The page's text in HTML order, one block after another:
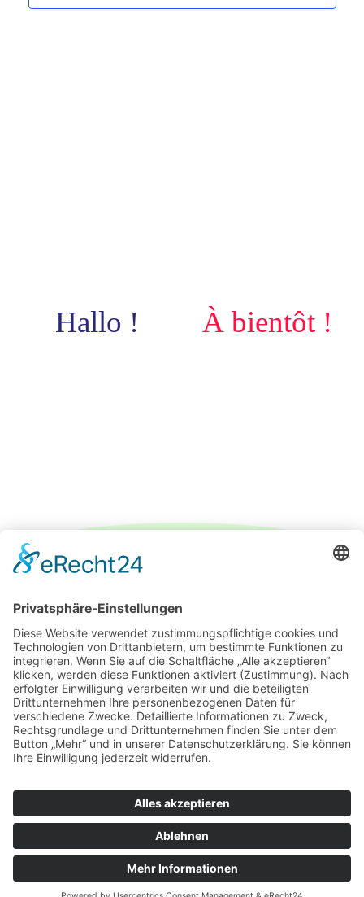
Hallo ! À bientôt !
IMPRESSUM DATENSCHUTZERKLÄRUNG
PARTNER ÜBER UNS KONTAKT
© 2026 DEUTSCH-FRANZÖSISCHE GESELLSCHAFT
LEIPZIG